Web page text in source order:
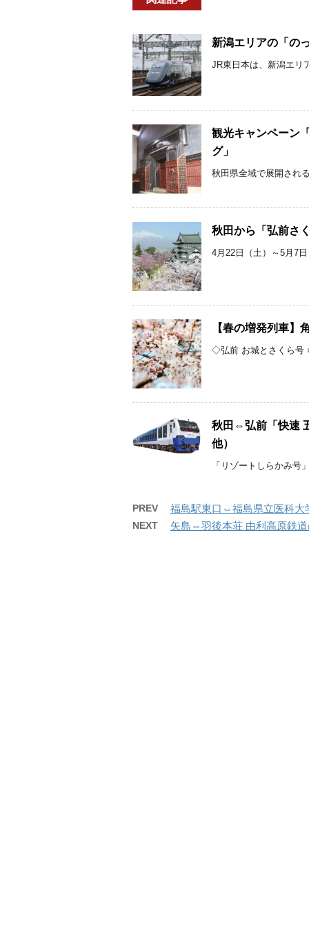
新潟エリアの「の
JR東日本は、新潟エリ
観光キャンペーン
グ」
秋田県全域で展開され
秋田から「弘前さ
4月22日（土）～5月7
【春の増発列車
◇弘前 お城とさくら号
秋田⇔弘前「快速
他）
「リゾートしらかみ号
PREV 福島駅東口⇔福島県立医科大
NEXT 矢島⇔羽後本荘 由利高原鉄